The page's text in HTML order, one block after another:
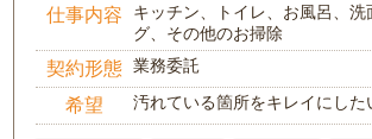
仕事内容
キッチン、トイレ、お風呂、洗
グ、その他のお掃除
契約形態 業務委託
希望 汚れている箇所をキレイにした